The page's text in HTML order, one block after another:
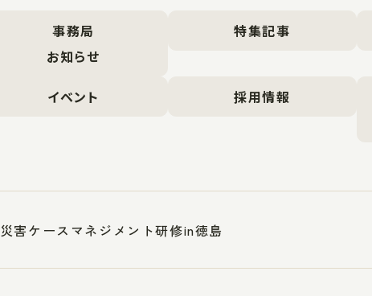
事務局
お知らせ
特集記事
イベント 採用情報
害ケースマネジメント研修in徳島